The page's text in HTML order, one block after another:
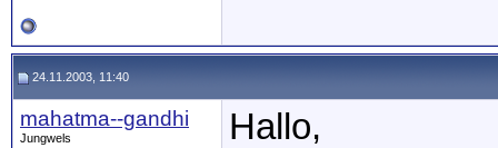
24.11.2003, 11:40
mahatma--gandhi
Jungwels
Hallo,